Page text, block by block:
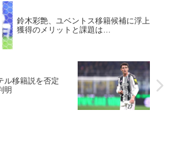
鈴木彩艶、ユベントス移籍候補に浮上
獲得のメリットと課題は…
ル移籍説を否定
明